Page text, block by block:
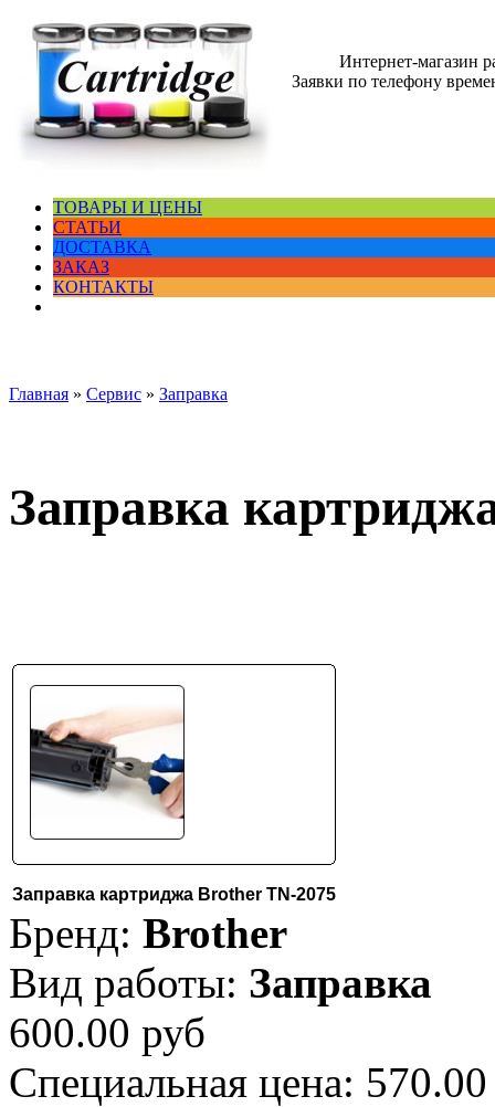
Интернет-магазин
Заявки по телефону
ТОВАРЫ И ЦЕНЫ
СТАТЬИ
ДОСТАВКА
ЗАКАЗ
КОНТАКТЫ
Главная » Сервис » Заправка
Заправка
Заправка картриджа Brother TN-2075
Бренд: Brother
Вид работы: Заправка
600.00 руб
Специальная цена: